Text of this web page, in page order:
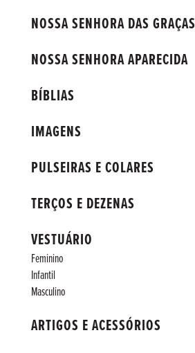
NOSSA SENHORA DAS GRAÇAS
NOSSA SENHORA APARECIDA
BÍBLIAS
IMAGENS
PULSEIRAS E COLARES
TERÇOS E DEZENAS
VESTUÁRIO
Feminino
Infantil
Masculino
ARTIGOS E ACESSÓRIOS